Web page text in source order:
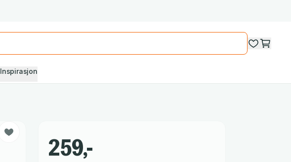
Inspirasjon
259,-